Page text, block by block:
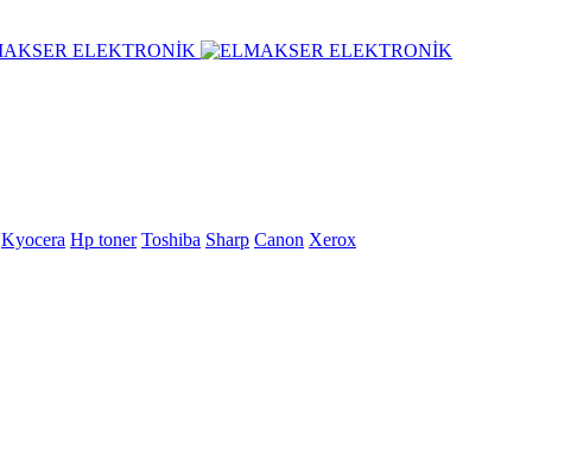
Kyocera Hp toner Toshiba Sharp Canon Xerox